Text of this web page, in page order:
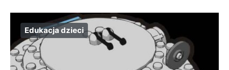
Edukacja dzieci